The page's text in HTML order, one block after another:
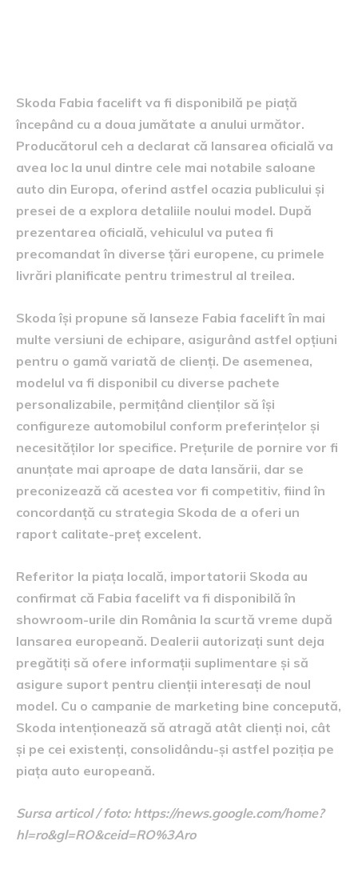
Skoda Fabia facelift va fi disponibilă pe piață
începând cu a doua jumătate a anului următor.
Producătorul ceh a declarat că lansarea oficială va
avea loc la unul dintre cele mai notabile saloane
auto din Europa, oferind astfel ocazia publicului și
presei de a explora detaliile noului model. După
prezentarea oficială, vehiculul va putea fi
precomandat în diverse țări europene, cu primele
livrări planificate pentru trimestrul al treilea.
Skoda își propune să lanseze Fabia facelift în mai
multe versiuni de echipare, asigurând astfel opțiuni
pentru o gamă variată de clienți. De asemenea,
modelul va fi disponibil cu diverse pachete
personalizabile, permițând clienților să își
configureze automobilul conform preferințelor și
necesităților lor specifice. Prețurile de pornire vor fi
anunțate mai aproape de data lansării, dar se
preconizează că acestea vor fi competitiv, fiind în
concordanță cu strategia Skoda de a oferi un
raport calitate-preț excelent.
Referitor la piața locală, importatorii Skoda au
confirmat că Fabia facelift va fi disponibilă în
showroom-urile din România la scurtă vreme după
lansarea europeană. Dealerii autorizați sunt deja
pregătiți să ofere informații suplimentare și să
asigure suport pentru clienții interesați de noul
model. Cu o campanie de marketing bine concepută,
Skoda intenționează să atragă atât clienți noi, cât
și pe cei existenți, consolidându-și astfel poziția pe
piața auto europeană.
Sursa articol / foto: https://news.google.com/home?
hl=ro&gl=RO&ceid=RO%3Aro